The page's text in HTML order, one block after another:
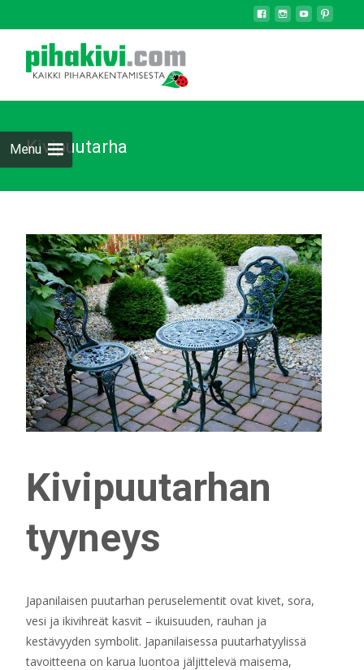
MenuKivipuutarha
Kivipuutarhan
tyyneys
Japanilaisen puutarhan peruselementit ovat kivet, sora,
vesi ja ikivihreät kasvit – ikuisuuden, rauhan ja
kestävyyden symbolit. Japanilaisessa puutarhatyylissä
tavoitteena on karua luontoa jäljittelevä maisema,